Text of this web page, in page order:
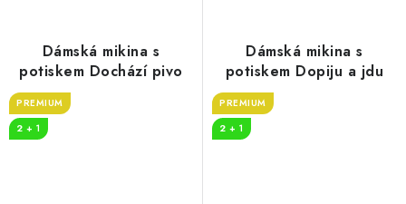
Dámská mikina s
potiskem Dochází pivo
PREMIUM
2 + 1
Dámská mikina s
potiskem Dopiju a jdu
PREMIUM
2 + 1